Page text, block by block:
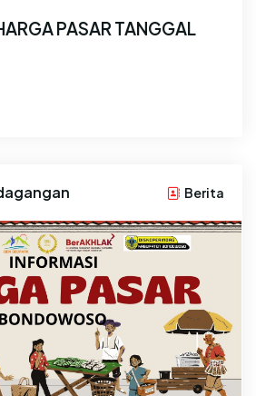
PASAR TANGGAL
Berita